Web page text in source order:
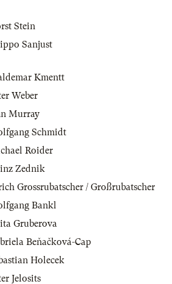
Stein
Sanjust
Kmentt
Weber
Murray
Schmidt
Roider
Zednik
Grossrubatscher / Großrubatscher
Bankl
Gruberova
Beňačková-Cap
Holecek
Jelosits